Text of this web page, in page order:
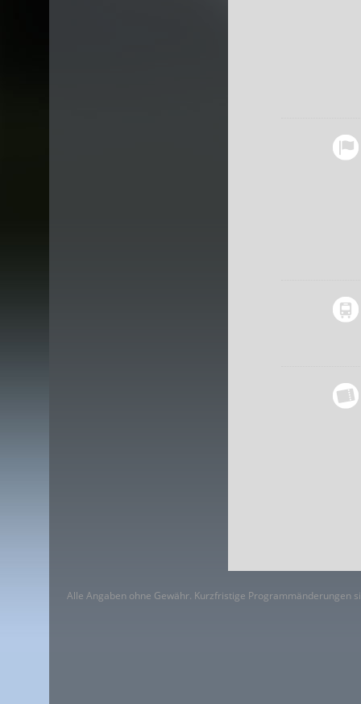
Alle Angaben ohne Gewähr. Kurzfristige Programmänderungen